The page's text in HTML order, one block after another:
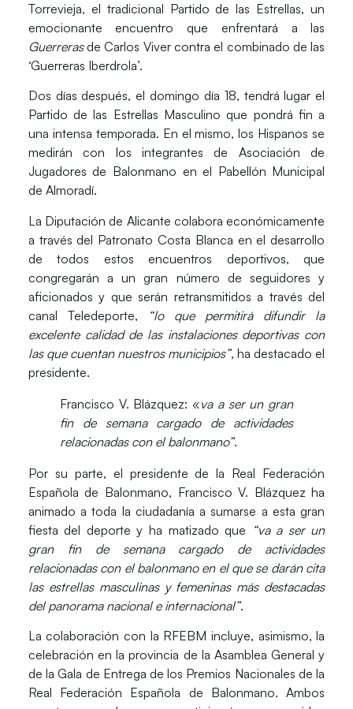
Torrevieja, el tradicional Partido de las Estrellas, un
emocionante encuentro que enfrentará a las
Guerrerasde Carlos Viver contra el combinado de las
‘Guerreras Iberdrola’.
Dos días después, eldomingo día 18, tendrá lugar el
Partido de las Estrellas Masculino que pondrá fin a
una intensa temporada. En el mismo, los Hispanos se
medirán con los integrantes de Asociación de
Jugadores de Balonmano en el Pabellón Municipal
de Almoradí.
La Diputación de Alicante colabora económicamente
a través del Patronato Costa Blanca en el desarrollo
de todos estos encuentros deportivos, que
congregarán a un gran número de seguidores y
aficionados y que serán retransmitidos a través del
canal Teledeporte,
“lo que permitirá difundir la
excelente calidad de las instalaciones deportivas con
las que cuentan nuestros municipios”, ha destacado el
presidente.
Francisco V. Blázquez: «va a ser un gran
fin de semana cargado de actividades
relacionadas con el balonmano”.
Por su parte, el presidente de la Real Federación
Española de Balonmano, Francisco V. Blázquez ha
animado a toda la ciudadanía a sumarse a esta gran
fiesta del deporte y ha matizado que “va a ser un
gran fin de semana cargado de actividades
relacionadas con el balonmano en el que se darán cita
las estrellas masculinas y femeninas más destacadas
del panorama nacional e internacional”.
La colaboración con la RFEBM incluye, asimismo, la
celebración en la provincia de la Asamblea General y
de laGala de Entrega de los Premios Nacionales de la
Real Federación Española de Balonmano. Ambos